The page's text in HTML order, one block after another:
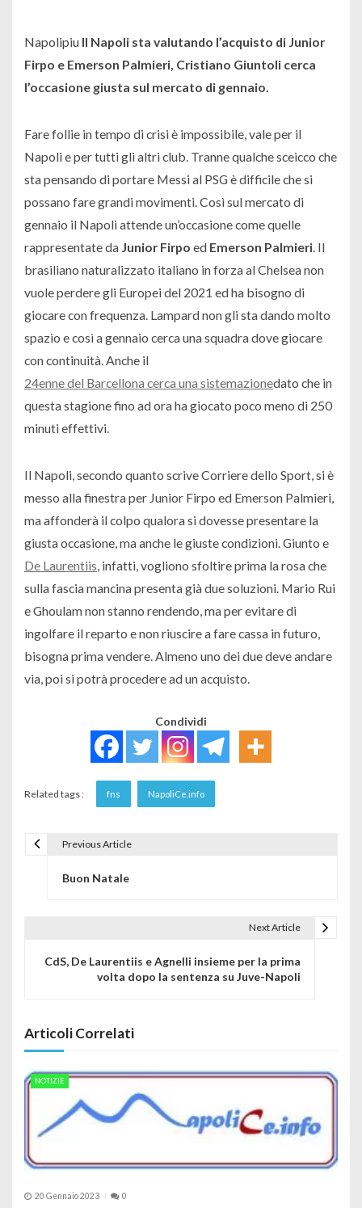
Napolipiu Il Napoli sta valutando l’acquisto di Junior
Firpo e Emerson Palmieri, Cristiano Giuntoli cerca
l’occasione giusta sul mercato di gennaio.
Fare follie in tempo di crisi è impossibile, vale per il
Napoli e per tutti gli altri club. Tranne qualche sceicco che
sta pensando di portare Messi al PSG è difficile che si
possano fare grandi movimenti. Così sul mercato di
gennaio il Napoli attende un’occasione come quelle
rappresentate da Junior Firpo ed Emerson Palmieri . Il
brasiliano naturalizzato italiano in forza al Chelsea non
vuole perdere gli Europei del 2021 ed ha bisogno di
giocare con frequenza. Lampard non gli sta dando molto
spazio e così a gennaio cerca una squadra dove giocare
con continuità. Anche il
24enne del Barcellona cerca una sistemazionedato che in
questa stagione fino ad ora ha giocato poco meno di 250
minuti effettivi.
Il Napoli, secondo quanto scrive Corriere dello Sport, si è
messo alla finestra per Junior Firpo ed Emerson Palmieri,
ma affonderà il colpo qualora si dovesse presentare la
giusta occasione, ma anche le giuste condizioni. Giunto e
De Laurentiis , infatti, vogliono sfoltire prima la rosa che
sulla fascia mancina presenta già due soluzioni. Mario Rui
e Ghoulam non stanno rendendo, ma per evitare di
ingolfare il reparto e non riuscire a fare cassa in futuro,
bisogna prima vendere. Almeno uno dei due deve andare
via, poi si potrà procedere ad un acquisto.
Condividi
Related tags : fns NapoliCe.info
Previous Article
Buon Natale
Next Article
CdS, De Laurentiis e Agnelli insieme per la prima
volta dopo la sentenza su Juve-Napoli
Articoli Correlati
NOTIZIE
20 Gennaio 2023 0